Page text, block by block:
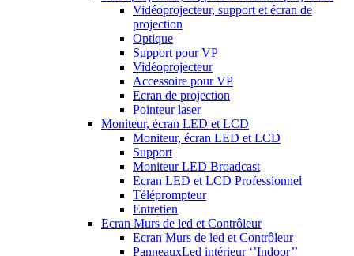
Vidéoprojecteur, support et écran de
projection
Optique
Support pour VP
Vidéoprojecteur
Accessoire pour VP
Ecran de projection
Pointeur laser
Moniteur, écran LED et LCD
Moniteur, écran LED et LCD
Support
Moniteur LED Broadcast
Ecran LED et LCD Professionnel
Téléprompteur
Entretien
Ecran Murs de led et Contrôleur
Ecran Murs de led et Contrôleur
PanneauxLed intérieur ‘’Indoor’’